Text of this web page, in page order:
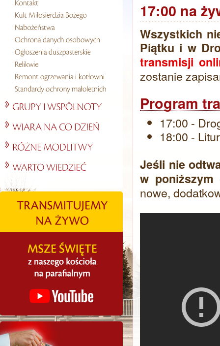
17:00 na
Wszystkich
Piątku i w
transmisji
zostanie
Program
17:00 -
18:00 -
Jeśli nie
w
nowe,